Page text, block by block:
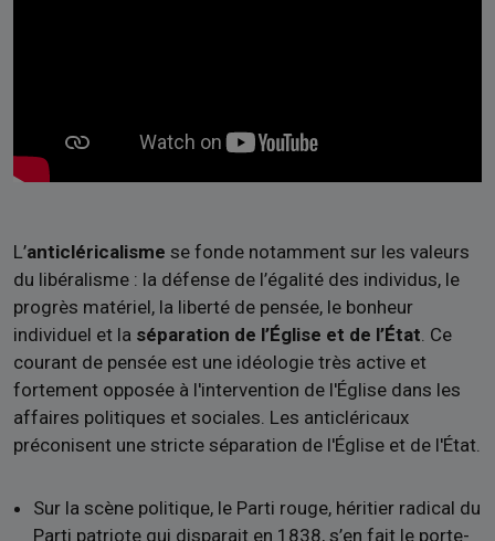
L’anticléricalisme se fonde notamment sur les valeurs
du libéralisme : la défense de l’égalité des individus, le
progrès matériel, la liberté de pensée, le bonheur
individuel et la séparation de l’Église et de l’État . Ce
courant de pensée est une idéologie très active et
fortement opposée à l'intervention de l'Église dans les
affaires politiques et sociales. Les anticléricaux
préconisent une stricte séparation de l'Église et de l'État.
Sur la scène politique, le Parti rouge, héritier radical du
Parti patriote qui disparait en 1838, s’en fait le porte-